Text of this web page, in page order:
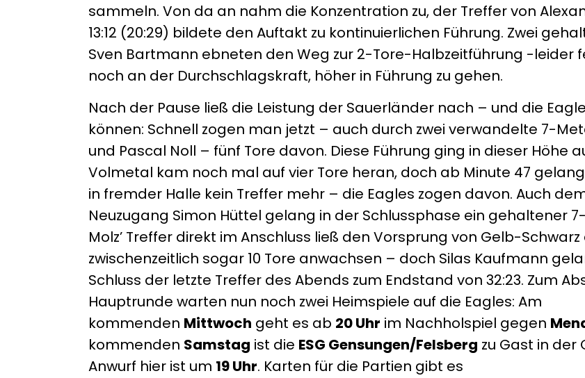
sammeln. Von da an nahm die Konzentration zu, der Treffer von
13:12 (20:29) bildete den Auftakt zu kontinuierlichen Führung. Zwei
Sven Bartmann ebneten den Weg zur 2-Tore-Halbzeitführung -leider
noch an der Durchschlagskraft, höher in Führung zu gehen.
Nach der Pause ließ die Leistung der Sauerländer nach – und die
können: Schnell zogen man jetzt – auch durch zwei verwandelte 7-
und Pascal Noll – fünf Tore davon. Diese Führung ging in dieser Höhe
Volmetal kam noch mal auf vier Tore heran, doch ab Minute 47
in fremder Halle kein Treffer mehr – die Eagles zogen davon. Auch
Neuzugang Simon Hüttel gelang in der Schlussphase ein gehaltener
Molz’ Treffer direkt im Anschluss ließ den Vorsprung von Gelb-Schwarz
zwischenzeitlich sogar 10 Tore anwachsen – doch Silas Kaufmann
Schluss der letzte Treffer des Abends zum Endstand von 32:23. Zum
Hauptrunde warten nun noch zwei Heimspiele auf die Eagles: Am
kommenden Mittwoch geht es ab 20 Uhr im Nachholspiel gegen
kommenden Samstag ist die ESG Gensungen/Felsberg zu Gast in der
Anwurf hier ist um 19 Uhr. Karten für die Partien gibt es